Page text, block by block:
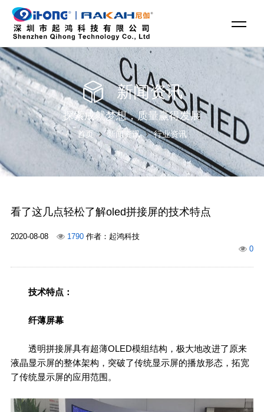
新闻资讯
探索成就梦想，质量赢得发展
首页 新闻资讯 行业资讯
看了这几点轻松了解oled拼接屏的技术特点
2020-08-08 1790作者：起鸿科技
0
技术特点：
纤薄屏幕
透明拼接屏具有超薄OLED模组结构，极大地改进了原来
液晶显示屏的整体架构，突破了传统显示屏的播放形态，拓宽
了传统显示屏的应用范围。